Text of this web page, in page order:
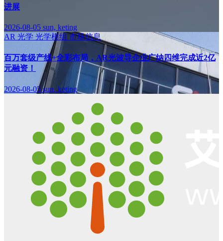
进展
2026-08-05 sun, keting
AR 光学 光学模组 市场信息
百万套级产线+全彩布局，AR光波导企业广纳四维完成近2亿
元融资！
2026-08-05sun, keting